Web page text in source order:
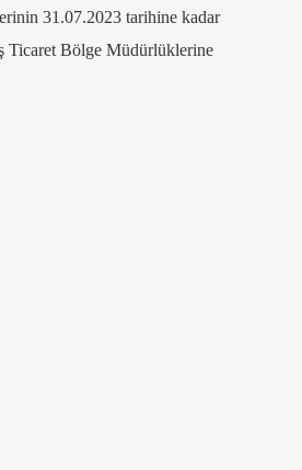
31.07.2023 tarihine kadar
Ticaret Bölge Müdürlüklerine